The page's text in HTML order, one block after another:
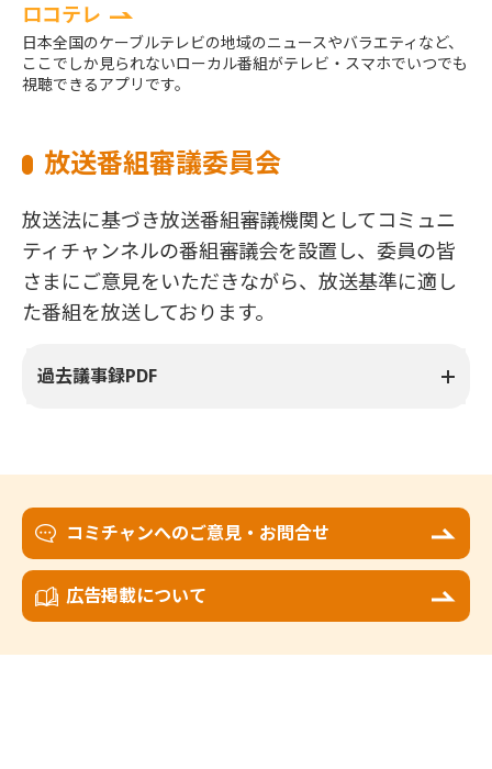
ロコテレ
日本全国のケーブルテレビの地域のニュースやバラエティなど、
ここでしか見られないローカル番組がテレビ・スマホでいつでも
視聴できるアプリです。
放送番組審議委員会
放送法に基づき放送番組審議機関としてコミュニ
ティチャンネルの番組審議会を設置し、委員の皆
さまにご意見をいただきながら、放送基準に適し
た番組を放送しております。
過去議事録PDF
コミチャンへのご意見・お問合せ
広告掲載について